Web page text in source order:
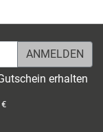
erhalten